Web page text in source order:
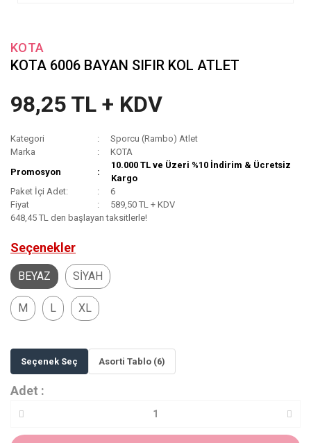
KOTA
KOTA 6006 BAYAN SIFIR KOL ATLET
98,25 TL + KDV
Kategori
Sporcu (Rambo) Atlet
Marka
KOTA
Promosyon
10.000 TL ve Üzeri %10 İndirim & Ücretsiz
Kargo
Paket İçi Adet:
6
Fiyat
589,50 TL + KDV
648,45 TL den başlayan taksitlerle!
Seçenekler
BEYAZ SİYAH
M L XL
Seçenek Seç Asorti Tablo (6)
Adet :